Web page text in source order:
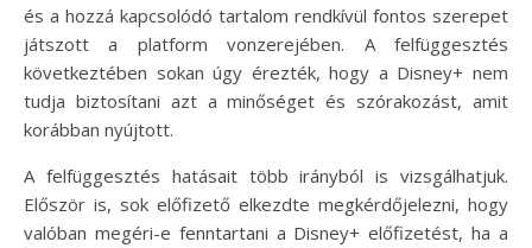
és a hozzá kapcsolódó tartalom rendkívül fontos szerepet
játszott a platform vonzerejében. A felfüggesztés
következtében sokan úgy érezték, hogy a Disney+ nem
tudja biztosítani azt a minőséget és szórakozást, amit
korábban nyújtott.
A felfüggesztés hatásait több irányból is vizsgálhatjuk.
Először is, sok előfizető elkezdte megkérdőjelezni, hogy
valóban megéri-e fenntartani a Disney+ előfizetést, ha a